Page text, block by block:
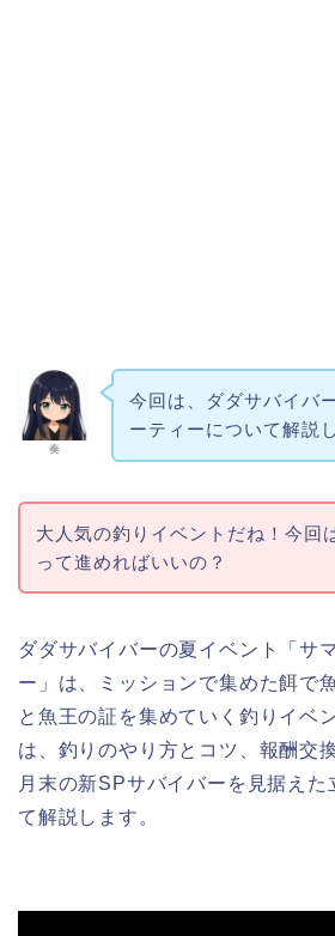
奏
今回は、ダダサバイバ
ーティーについて解説
大人気の釣りイベントだね！今回
って進めればいいの？
ダダサバイバーの夏イベント「サ
ー」は、ミッションで集めた餌で
と魚王の証を集めていく釣りイベ
は、釣りのやり方とコツ、報酬交
月末の新SPサバイバーを見据えた
て解説します。